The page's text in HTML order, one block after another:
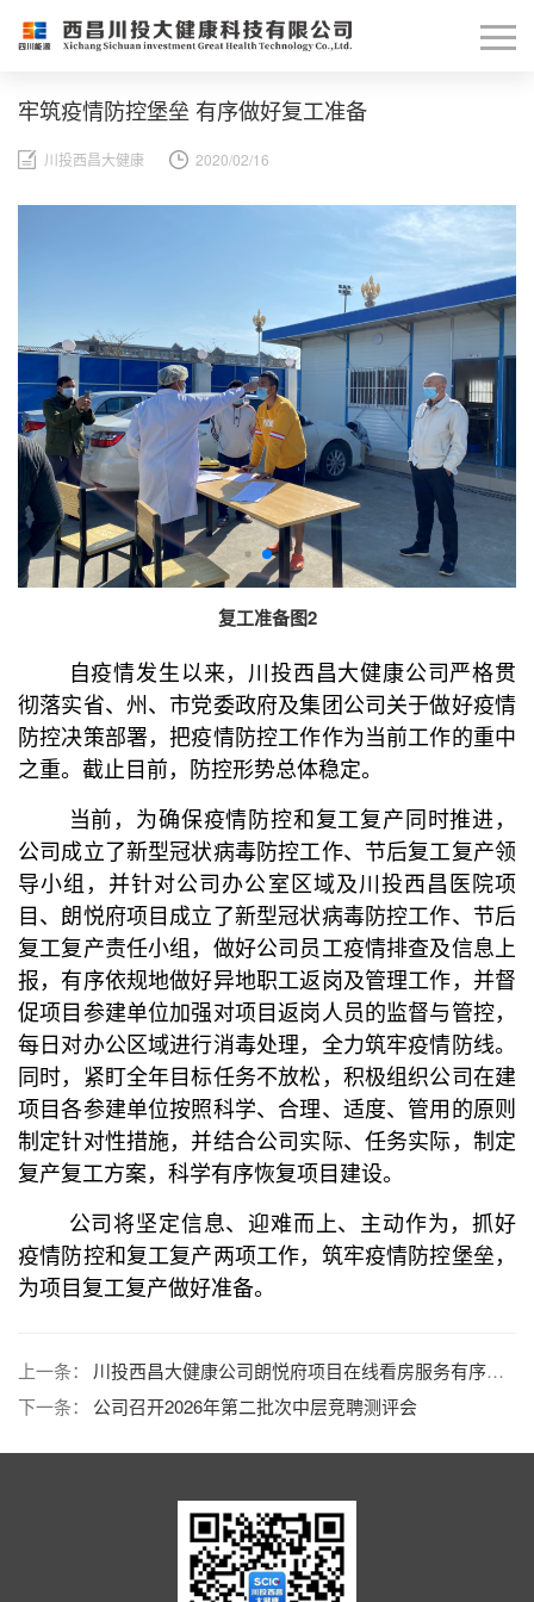
牢筑疫情防控堡垒 有序做好复工准备
川投西昌大健康 2020/02/16
复工准备图2
自疫情发生以来，川投西昌大健康公司严格贯
彻落实省、州、市党委政府及集团公司关于做好疫情
防控决策部署，把疫情防控工作作为当前工作的重中
之重。截止目前，防控形势总体稳定。
当前，为确保疫情防控和复工复产同时推进，
公司成立了新型冠状病毒防控工作、节后复工复产领
导小组，并针对公司办公室区域及川投西昌医院项
目、朗悦府项目成立了新型冠状病毒防控工作、节后
复工复产责任小组， 做好公司员工疫情排查及信息上
报，有序依规地做好异地职工返岗及管理工作，并督
促项目参建单位加强对项目返岗人员的监督与管控，
每日对办公区域进行消毒处理，全力筑牢疫情防线。
同时，紧盯全年目标任务不放松，积极组织公司在建
项目各参建单位按照科学、合理、适度、管用的原则
制定针对性措施，并结合公司实际、任务实际，制定
复产复工方案，科学有序恢复项目建设。
公司将坚定信息、迎难而上、主动作为，抓好
疫情防控和复工复产两项工作，筑牢疫情防控堡垒，
为项目复工复产做好准备。
上一条：
川投西昌大健康公司朗悦府项目在线看房服务有序开展
下一条：
公司召开2026年第二批次中层竞聘测评会